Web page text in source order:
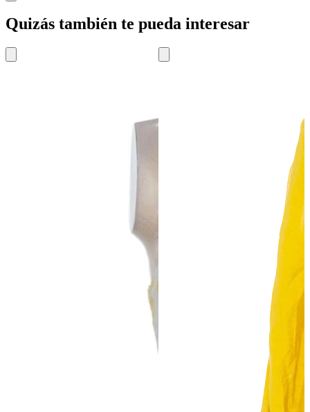
Quizás también te pueda interesar